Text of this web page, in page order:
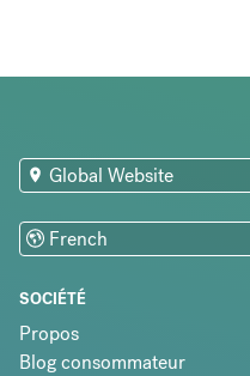
SOCIÉTÉ
Propos
Blog consommateur